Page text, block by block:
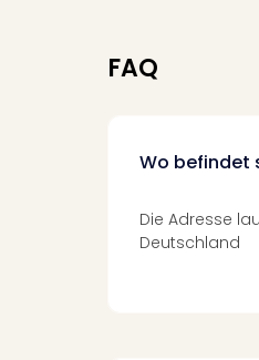
FAQ
Wo befindet
Die Adresse
Deutschland